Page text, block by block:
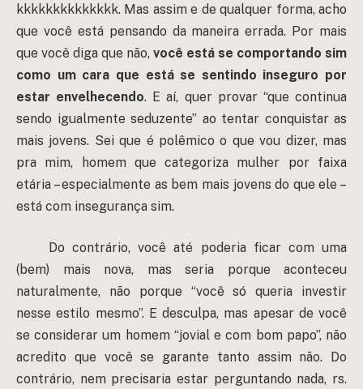
kkkkkkkkkkkkkk. Mas assim e de qualquer forma, acho
que você está pensando da maneira errada. Por mais
que você diga que não, você está se comportando sim
como um cara que está se sentindo inseguro por
estar envelhecendo. E aí, quer provar “que continua
sendo igualmente seduzente” ao tentar conquistar as
mais jovens. Sei que é polêmico o que vou dizer, mas
pra mim, homem que categoriza mulher por faixa
etária – especialmente as bem mais jovens do que ele –
está com insegurança sim.
Do contrário, você até poderia ficar com uma
(bem) mais nova, mas seria porque aconteceu
naturalmente, não porque “você só queria investir
nesse estilo mesmo”. E desculpa, mas apesar de você
se considerar um homem “jovial e com bom papo”, não
acredito que você se garante tanto assim não. Do
contrário, nem precisaria estar perguntando nada, rs.